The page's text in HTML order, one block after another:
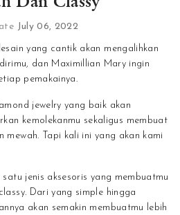
July 06, 2022
yang cantik akan mengalihkan
dan Maximillian Mary ingin
pemakainya.
jewelry yang baik akan
kemolekanmu sekaligus membuat
mewah. Tapi kali ini yang akan kami
jenis aksesoris yang membuatmu
Dari yang simple hingga
akan semakin membuatmu lebih